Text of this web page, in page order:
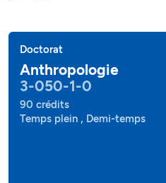
Doctorat
Anthropologie
3-050-1-0
90 crédits
Temps plein , Demi-temps